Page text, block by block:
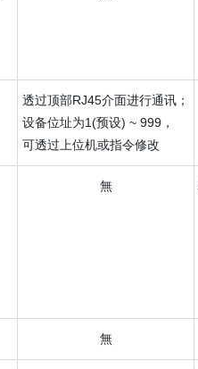
透过顶部RJ45介面进行通讯；
设备位址为1(预设) ~ 999，
可透过上位机或指令修改
無
無